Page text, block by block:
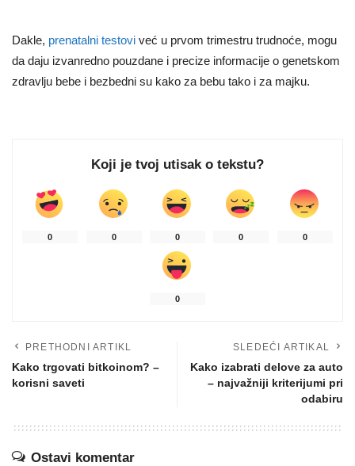
Dakle, prenatalni testovi već u prvom trimestru trudnoće, mogu
da daju izvanredno pouzdane i precize informacije o genetskom
zdravlju bebe i bezbedni su kako za bebu tako i za majku.
Koji je tvoj utisak o tekstu?
0 0 0 0 0
0
PRETHODNI ARTIKL
Kako trgovati bitkoinom? –
korisni saveti
SLEDEĆI ARTIKAL
Kako izabrati delove za auto
– najvažniji kriterijumi pri
odabiru
Ostavi komentar